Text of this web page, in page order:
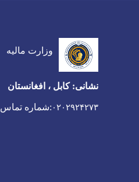
وزارت مالیه
نشانی: کابل ، افغانستان
۰۲۰۲۹۲۴۲۷۳ :شماره تماس